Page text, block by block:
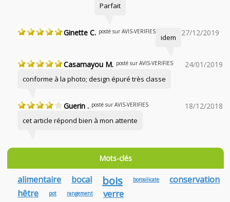
Parfait
Ginette C. posté sur AVIS-VERIFIES 27/12/2019
idem
Casamayou M. posté sur AVIS-VERIFIES 24/01/2019
conforme à la photo; design épuré très classe
Guerin . posté sur AVIS-VERIFIES 18/12/2018
cet article répond bien à mon attente
Mots-clés
alimentaire bocal bois borosilicate
conservation
hêtre
pot rangement verre